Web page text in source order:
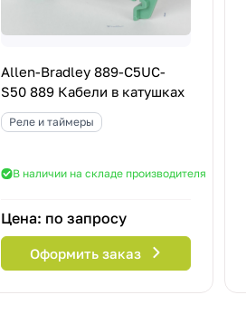
Allen-Bradley 889-C5UC-
S50 889 Кабели в катушках
Реле и таймеры
В наличии на складе производителя
Цена: по запросу
Оформить заказ